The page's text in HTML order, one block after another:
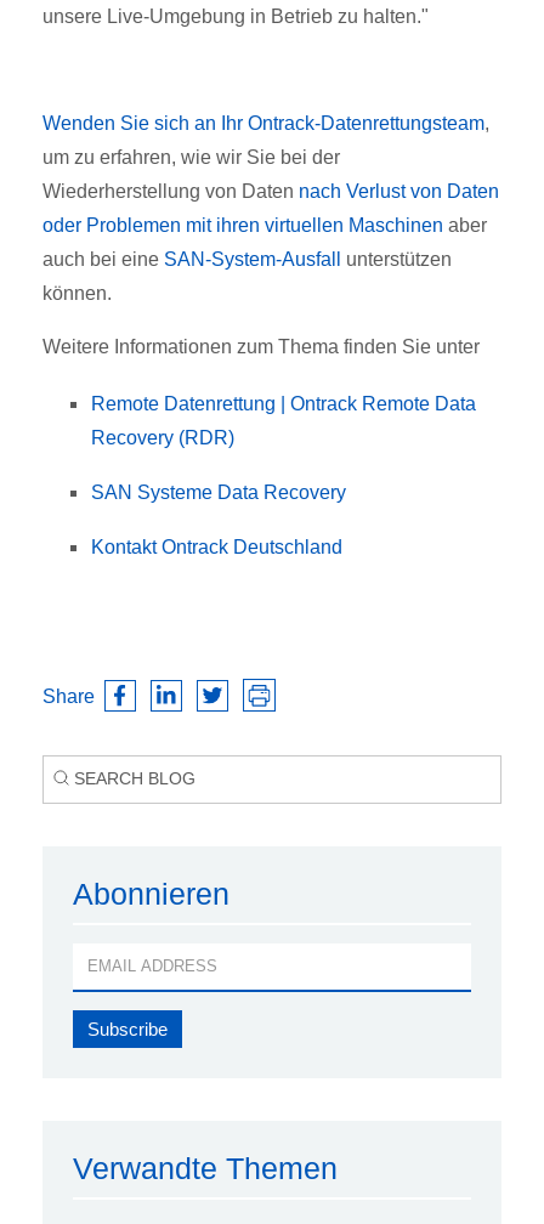
unsere Live-Umgebung in Betrieb zu halten."
Wenden Sie sich an Ihr Ontrack-Datenrettungsteam,
um zu erfahren, wie wir Sie bei der
Wiederherstellung von Daten nach Verlust von Daten
oder Problemen mit ihren virtuellen Maschinen aber
auch bei eine SAN-System-Ausfall
unterstützen
können.
Weitere Informationen zum Thema finden Sie unter
Remote Datenrettung | Ontrack Remote Data
Recovery (RDR)
SAN Systeme Data Recovery
Kontakt Ontrack Deutschland
Share
Abonnieren
Verwandte Themen